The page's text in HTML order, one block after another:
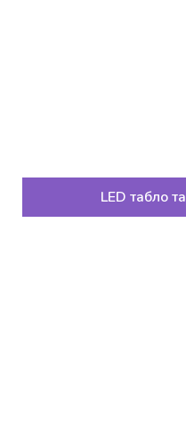
LED табло